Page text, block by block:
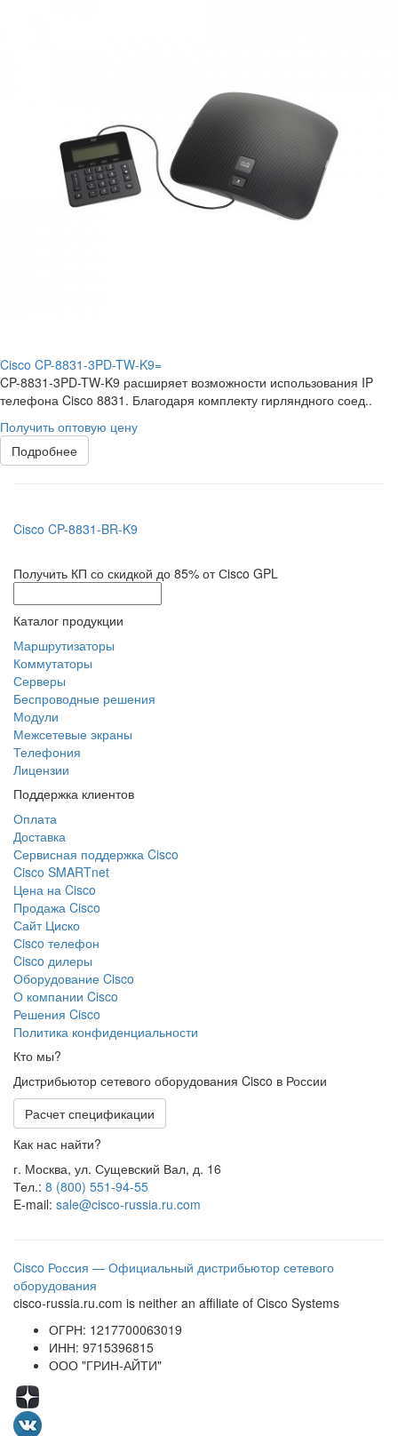
Cisco CP-8831-3PD-TW-K9=
CP-8831-3PD-TW-K9 расширяет возможности использования IP
телефона Cisco 8831. Благодаря комплекту гирляндного соед..
Получить оптовую цену
Подробнее
Cisco CP-8831-BR-K9
Получить КП со скидкой до 85% от Сisco GPL
Каталог продукции
Маршрутизаторы
Коммутаторы
Серверы
Беспроводные решения
Модули
Межсетевые экраны
Телефония
Лицензии
Поддержка клиентов
Оплата
Доставка
Сервисная поддержка Cisco
Cisco SMARTnet
Цена на Cisco
Продажа Cisco
Сайт Циско
Сisco телефон
Cisco дилеры
Оборудование Cisco
О компании Cisco
Решения Cisco
Политика конфиденциальности
Кто мы?
Дистрибьютор сетевого оборудования Cisco в России
Расчет спецификации
Как нас найти?
г. Москва, ул. Сущевский Вал, д. 16
Тел.: 8 (800) 551-94-55
E-mail: sale@cisco-russia.ru.com
Cisco Россия — Официальный дистрибьютор сетевого
оборудования
cisco-russia.ru.com is neither an affiliate of Cisco Systems
ОГРН: 1217700063019
ИНН: 9715396815
ООО "ГРИН-АЙТИ"